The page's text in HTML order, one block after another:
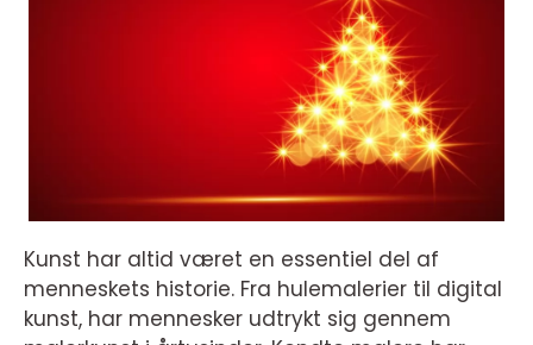
Kunst har altid været en essentiel del af
menneskets historie. Fra hulemalerier til digital
kunst, har mennesker udtrykt sig gennem